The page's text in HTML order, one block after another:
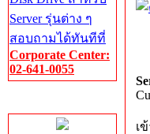
Server รุ่นต่าง ๆ
สอบถามได้ทันทีที่
Corporate Center:
02-641-0055
เ